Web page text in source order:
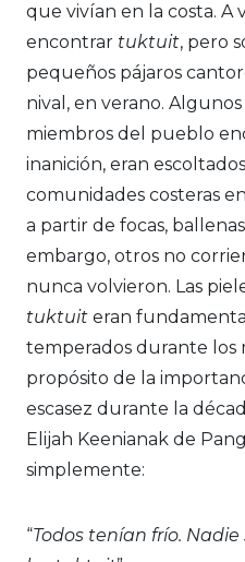
que vivían en la costa. A
encontrar tuktuit, pero
pequeños pájaros
nival, en verano.
miembros del pueblo
inanición, eran
comunidades costeras
a partir de focas,
embargo, otros no
nunca volvieron. Las
tuktuit eran
temperados durante los
propósito de la
escasez durante la
Elijah Keenianak de
simplemente:
“Todos tenían frío.